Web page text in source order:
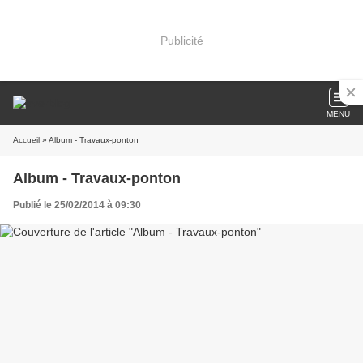
Publicité
MENU
Accueil » Album - Travaux-ponton
Album - Travaux-ponton
Publié le 25/02/2014 à 09:30